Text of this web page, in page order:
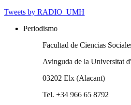
Tweets by RADIO_UMH
Periodismo
Facultad de Ciencias
Avinguda de la Universitat
03202 Elx (Alacant)
Tel. +34 966 65 8792